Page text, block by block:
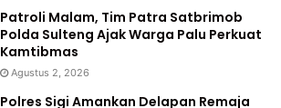
Patroli Malam, Tim Patra Satbrimob
Polda Sulteng Ajak Warga Palu Perkuat
Kamtibmas
Agustus 2, 2026
Polres Sigi Amankan Delapan Remaja